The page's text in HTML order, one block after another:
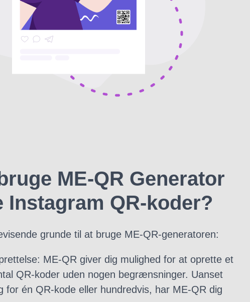
ME-QR Generator
Instagram QR-koder?
grunde til at bruge ME-QR-generatoren:
ME-QR giver dig mulighed for at oprette et
QR-koder uden nogen begrænsninger. Uanset
for én QR-kode eller hundredvis, har ME-QR dig